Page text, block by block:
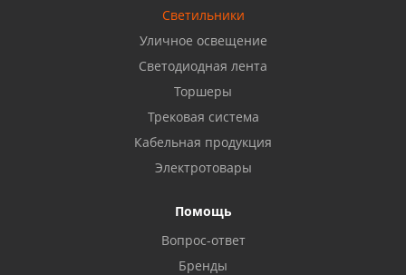
Балаково, ул. Комарова, 55
Октябрьский, ул. Свердлова, 28
Азнакаево, ул. Булгар, 2. ТЦ "Акчарлак"
Светильники
Уличное освещение
Светодиодная лента
Торшеры
Трековая система
Кабельная продукция
Электротовары
Помощь
Вопрос-ответ
Бренды